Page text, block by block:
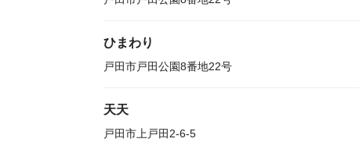
ひまわり
戸田市戸田公園8番地22号
天天
戸田市上戸田2-6-5